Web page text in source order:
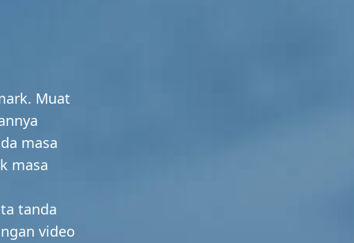
Muat
masa
masa
tanda
video